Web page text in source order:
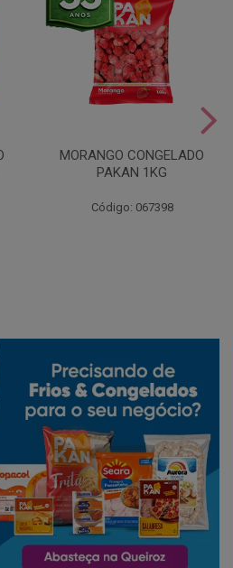
MORANGO CONGELADO
PAKAN 1KG
Código: 067398